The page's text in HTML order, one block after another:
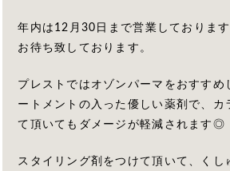
年内は12月30日まで営業しておりま
お待ち致しております。
プレストではオゾンパーマをおすすめ
ートメントの入った優しい薬剤で、カ
て頂いてもダメージが軽減されます◎
スタイリング剤をつけて頂いて、くし